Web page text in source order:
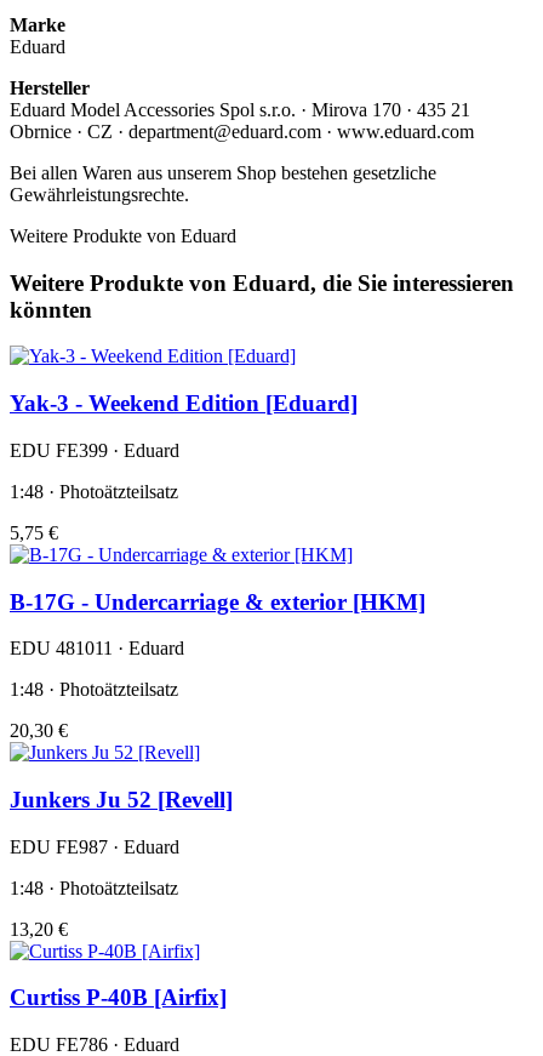
Marke
Eduard
Hersteller
Eduard Model Accessories Spol s.r.o. · Mirova 170 · 435 21
Obrnice · CZ · department@eduard.com · www.eduard.com
Bei allen Waren aus unserem Shop bestehen gesetzliche
Gewährleistungsrechte.
Weitere Produkte von Eduard
Weitere Produkte von Eduard, die Sie interessieren
könnten
Yak-3 - Weekend Edition [Eduard]
EDU FE399 · Eduard
1:48 · Photoätzteilsatz
5,75 €
B-17G - Undercarriage & exterior [HKM]
EDU 481011 · Eduard
1:48 · Photoätzteilsatz
20,30 €
Junkers Ju 52 [Revell]
EDU FE987 · Eduard
1:48 · Photoätzteilsatz
13,20 €
Curtiss P-40B [Airfix]
EDU FE786 · Eduard